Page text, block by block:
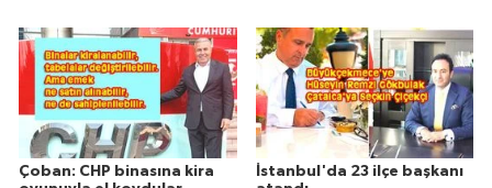
Çoban: CHP binasına kira
İstanbul'da 23 ilçe başkanı